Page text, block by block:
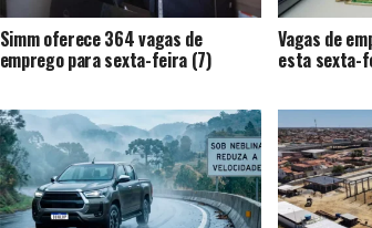
Simm oferece 364 vagas de
emprego para sexta-feira (7)
Vagas de
esta sexta-